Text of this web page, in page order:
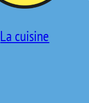
La cuisine